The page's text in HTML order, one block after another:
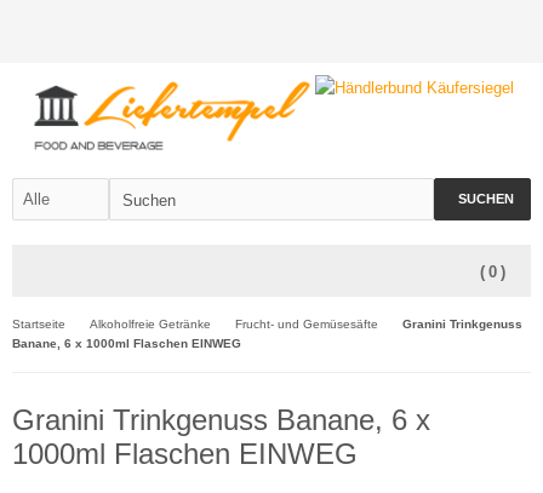
SUCHEN
( 0 )
Startseite Alkoholfreie Getränke Frucht- und Gemüsesäfte
Granini Trinkgenuss
Banane, 6 x 1000ml Flaschen EINWEG
Granini Trinkgenuss Banane, 6 x
1000ml Flaschen EINWEG